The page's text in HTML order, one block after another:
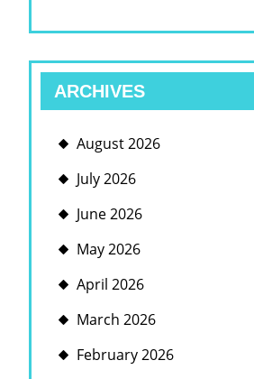
ARCHIVES
August 2026
July 2026
June 2026
May 2026
April 2026
March 2026
February 2026